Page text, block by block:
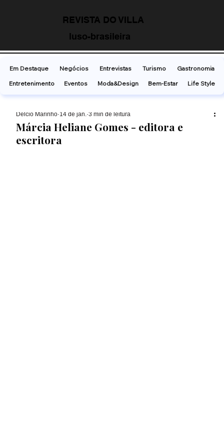
REVISTA DO VILLA
luso-brasileira
Márcia Heliane Gomes - editora e
escritora
Delcio Marinho 14 de jan. 3 min de leitura
Em Destaque Negócios Entrevistas Turismo
Gastronomia
Entretenimento
Eventos Moda&Design Bem-Estar Life Style